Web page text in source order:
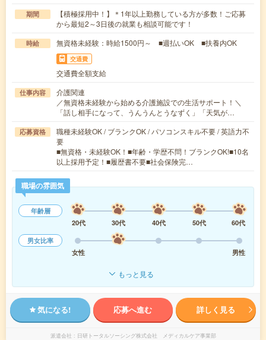
期間
【積極採用中！】＊1年以上勤務している方が多数！ご応募
から最短2～3日後の就業も相談可能です！
時給 無資格未経験：時給1500円～ ■週払いOK ■扶養内OK
交通費
交通費全額支給
仕事内容
介護関連
／無資格未経験から始める介護施設での生活サポート！＼
「話し相手になって、うんうんとうなずく」「天気が…
応募資格
職種未経験OK / ブランクOK / パソコンスキル不要 / 英語力不
要
■無資格・未経験OK！■年齢・学歴不問！ブランクOK!■10名
以上採用予定！■履歴書不要■社会保険完…
職場の雰囲気
年齢層
20代
30代 40代 50代
60代
男女比率
女性
男性
もっと見る
気になる! 応募へ進む 詳しく見る
派遣会社 日研トータルソーシング株式会社 メディカルケア事業部